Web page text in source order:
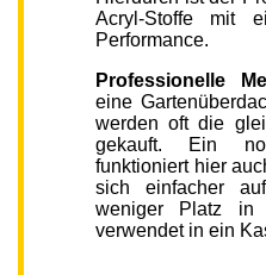
Acryl-Stoffe mit
Performance.
Professionelle
eine
werden oft die
gekauft. Ein
funktioniert hier
sich einfacher
weniger Platz in
verwendet in ein